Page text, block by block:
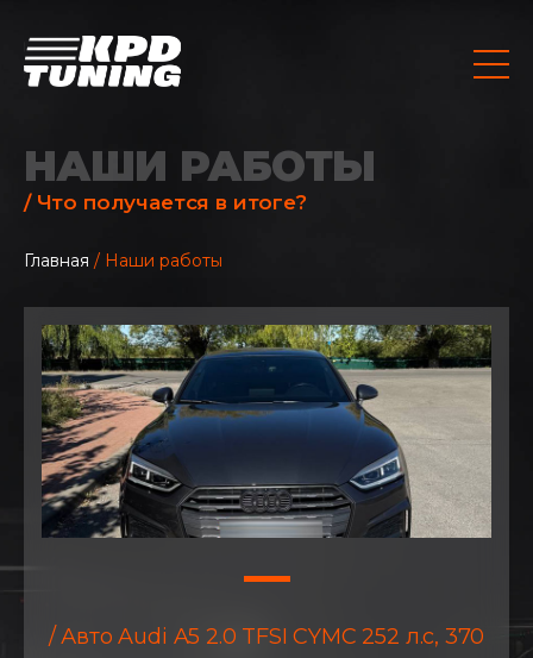
НАШИ РАБОТЫ
/ Что получается в итоге?
Главная / Наши работы
/ Авто Audi A5 2.0 TFSI CYMC 252 л.с, 370